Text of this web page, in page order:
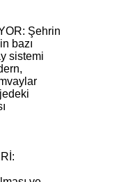
Şehrin
bazı
sistemi